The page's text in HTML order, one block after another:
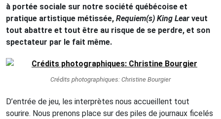
à portée sociale sur notre société québécoise et
pratique artistique métissée, Requiem(s) King Lear veut
tout abattre et tout être au risque de se perdre, et son
spectateur par le fait même.
Crédits photographiques: Christine Bourgier
D’entrée de jeu, les interprètes nous accueillent tout
sourire. Nous prenons place sur des piles de journaux ficelés